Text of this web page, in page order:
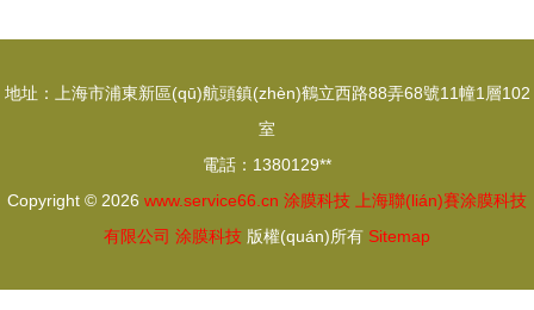
(yè)解讀
技引領
新篇章
地址：上海市浦東新區(qū)航頭鎮(zhèn)鶴立西路88弄68號11幢1層102
室
電話：1380129**
Copyright © 2026 www.service66.cn 涂膜科技
上海聯(lián)賽涂膜科技
有限公司 涂膜科技 版權(quán)所有 Sitemap